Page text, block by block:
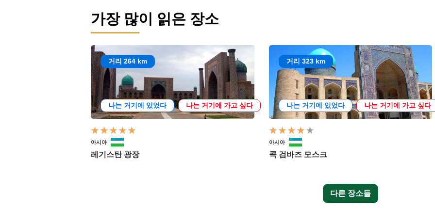
가장 많이 읽은 장소
거리 264 km
나는 거기에 있었다 나는 거기에 가고 싶다
아시아
레기스탄 광장
거리 323 km
나는 거기에 있었다 나는 거기에 가고 싶다
아시아
콕 검바즈 모스크
다른 장소들